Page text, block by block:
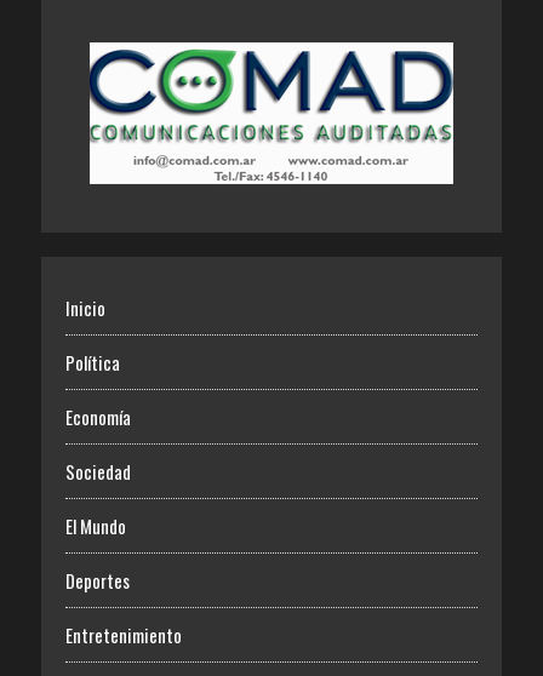
Inicio
Política
Economía
Sociedad
El Mundo
Deportes
Entretenimiento